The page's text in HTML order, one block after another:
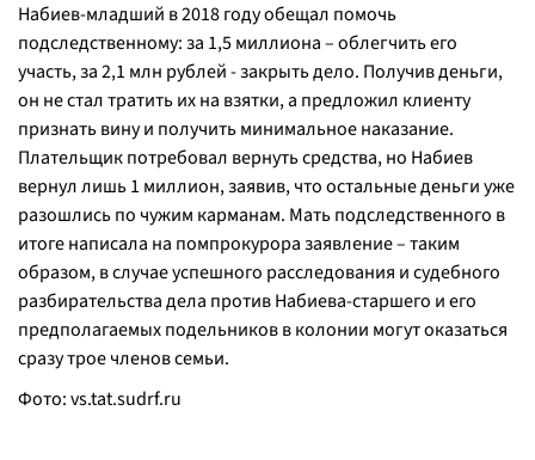
Набиев-младший в 2018 году обещал помочь
подследственному: за 1,5 миллиона – облегчить его
участь, за 2,1 млн рублей - закрыть дело. Получив деньги,
он не стал тратить их на взятки, а предложил клиенту
признать вину и получить минимальное наказание.
Плательщик потребовал вернуть средства, но Набиев
вернул лишь 1 миллион, заявив, что остальные деньги уже
разошлись по чужим карманам. Мать подследственного в
итоге написала на помпрокурора заявление – таким
образом, в случае успешного расследования и судебного
разбирательства дела против Набиева-старшего и его
предполагаемых подельников в колонии могут оказаться
сразу трое членов семьи.
Фото: vs.tat.sudrf.ru